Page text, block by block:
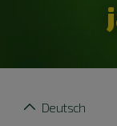
Deutsch